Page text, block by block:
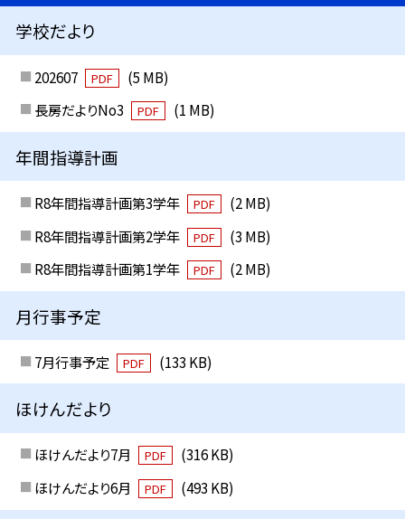
学校だより
202607 PDF
(5 MB)
長房だよりNo3
PDF (1 MB)
年間指導計画
R8年間指導計画第3学年 PDF
(2 MB)
R8年間指導計画第2学年
PDF
(3 MB)
R8年間指導計画第1学年
PDF (2 MB)
月行事予定
7月行事予定 PDF (133 KB)
ほけんだより
ほけんだより7月 PDF
(316 KB)
ほけんだより6月
PDF (493 KB)